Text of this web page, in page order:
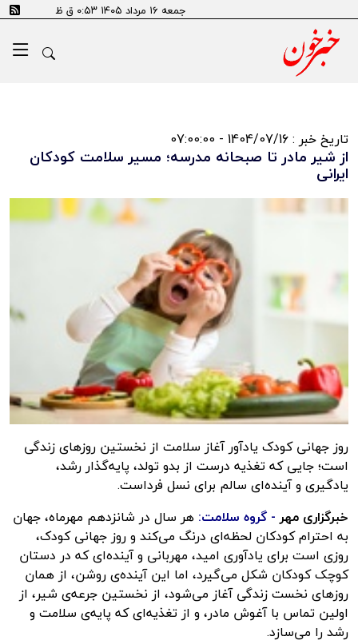
جمعه ۱۶ مرداد ۱۴۰۵ ۰:۵۳ ق ظ
تاریخ خبر : 1404/07/16 - 07:00:00
از شیر مادر تا صبحانه مدرسه؛ مسیر سلامت کودکان
ایرانی
روز جهانی کودک یادآور آغاز سلامت از نخستین روزهای زندگی
است؛ جایی که تغذیه درست از بدو تولد، پایه‌گذار رشد،
یادگیری و آینده‌ای سالم برای نسل فرداست.
خبرگزاری مهر- گروه سلامت: هر سال در شانزدهم مهرماه، جهان
به احترام کودکان لحظه‌ای درنگ می‌کند و روز جهانی کودک،
روزی است برای یادآوری امید، مهربانی و آینده‌ای که در دستان
کوچک کودکان شکل می‌گیرد، اما این آینده‌ی روشن، از همان
روزهای نخست زندگی آغاز می‌شود، از نخستین جرعه‌ی شیر، از
اولین تماس با آغوش مادر، و از تغذیه‌ای که پایه‌ی سلامت و
رشد را می‌سازد.